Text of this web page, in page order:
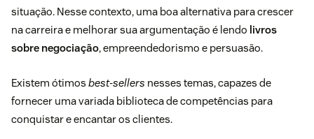
situação. Nesse contexto, uma boa alternativa para crescer
na carreira e melhorar sua argumentação é lendo livros
sobre negociação, empreendedorismo e persuasão.
Existem ótimos best-sellers nesses temas, capazes de
fornecer uma variada biblioteca de competências para
conquistar e encantar os clientes.